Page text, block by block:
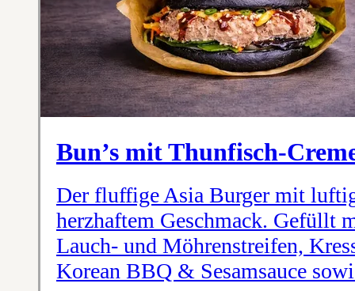
Bun’s mit Thunfisch-
Der fluffige Asia Burger mit
herzhaftem Geschmack. Gefüllt
Lauch- und Möhrenstreifen,
Korean BBQ & Sesamsauce